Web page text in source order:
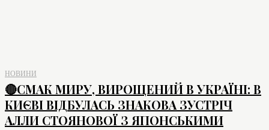
НОВИНИ
🔴СМАК МИРУ, ВИРОЩЕНИЙ В УКРАЇНІ: В
КИЄВІ ВІДБУЛАСЬ ЗНАКОВА ЗУСТРІЧ
АЛЛИ СТОЯНОВОЇ З ЯПОНСЬКИМИ